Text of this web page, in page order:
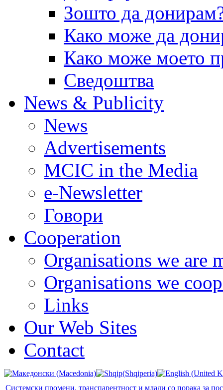
Зошто да
Како може да
Како може моето
Сведоштва
News & Publicity
News
Advertisements
MCIC in the Media
e-Newsletter
Говори
Cooperation
Organisations we are
Organisations we
Links
Our Web Sites
Contact
Системски промени, транспарентност и млади со порака за